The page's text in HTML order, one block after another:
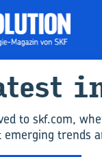
to skf.com,
trends